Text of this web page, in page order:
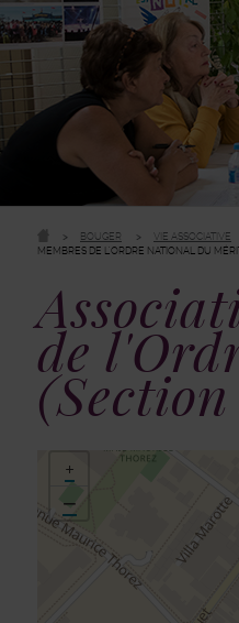
BOUGER VIE ASSOCIATIVE
MEMBRES DE L'ORDRE NATIONAL DU
de
+
−